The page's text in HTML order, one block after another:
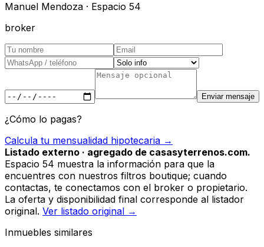
Manuel Mendoza · Espacio 54
broker
Enviar mensaje
¿Cómo lo pagas?
Calcula tu mensualidad hipotecaria →
Listado externo · agregado de casasyterrenos.com.
Espacio 54 muestra la información para que la
encuentres con nuestros filtros boutique; cuando
contactas, te conectamos con el broker o propietario.
La oferta y disponibilidad final corresponde al listador
original. Ver listado original →
Inmuebles similares